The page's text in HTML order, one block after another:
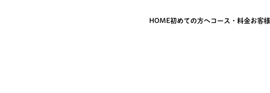
HOME初めての方へコース・料金お客